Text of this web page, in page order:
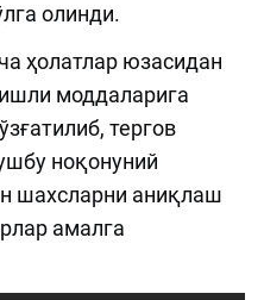
олинди.
ҳолатлар юзасидан
моддаларига
тергов
ноқонуний
шахсларни аниқлаш
амалга